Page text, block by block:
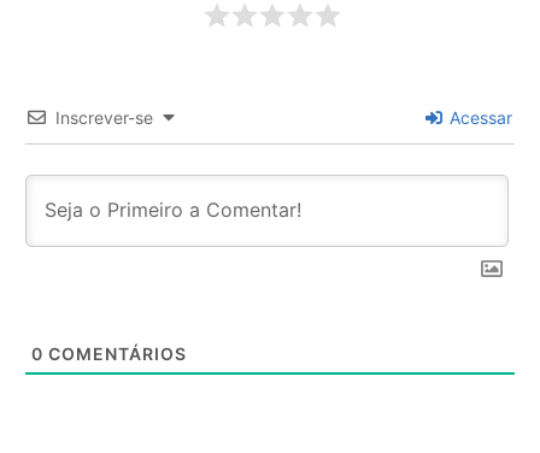
Inscrever-se Acessar
0 COMENTÁRIOS